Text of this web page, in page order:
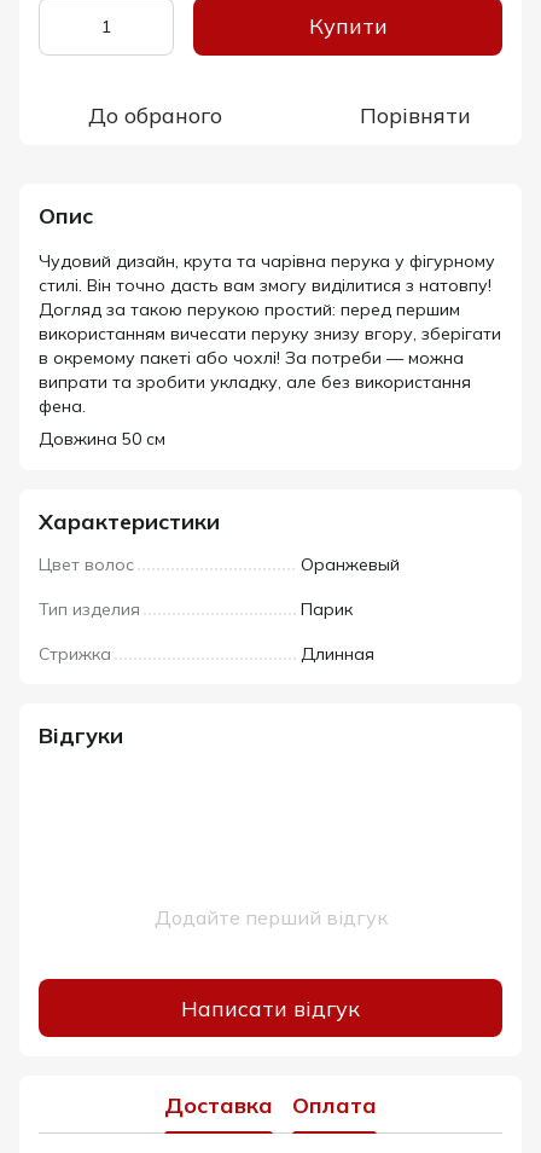
Купити
До обраного Порівняти
Опис
Чудовий дизайн, крута та чарівна перука у фігурному
стилі. Він точно дасть вам змогу виділитися з натовпу!
Догляд за такою перукою простий: перед першим
використанням вичесати перуку знизу вгору, зберігати
в окремому пакеті або чохлі! За потреби — можна
випрати та зробити укладку, але без використання
фена.
Довжина 50 см
Характеристики
Цвет волос Оранжевый
Тип изделия Парик
Стрижка Длинная
Відгуки
Додайте перший відгук
Написати відгук
Доставка Оплата